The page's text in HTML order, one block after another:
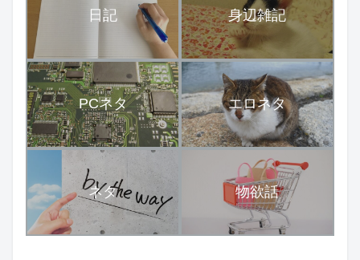
日記 身辺雑記
PCネタ エロネタ
ネタ 物欲話